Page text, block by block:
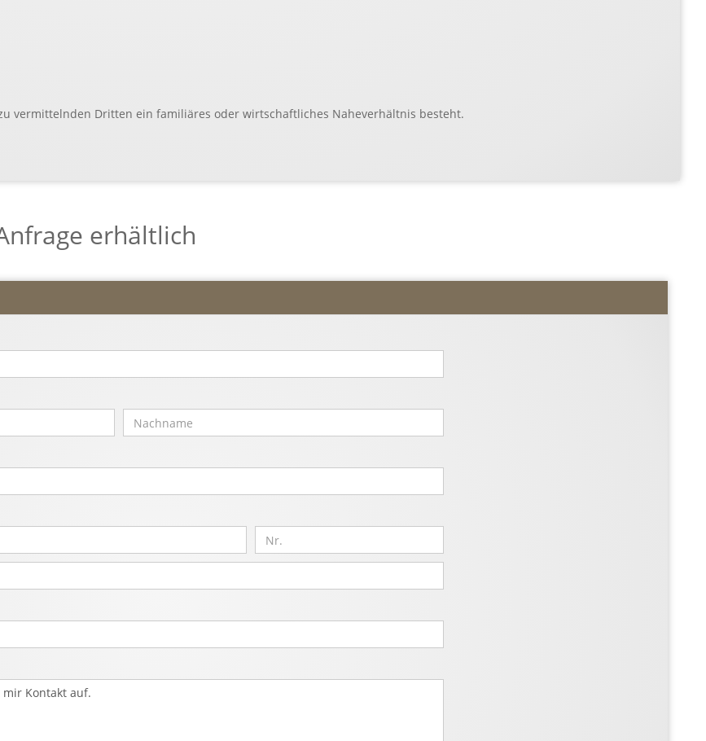
vermittelnden Dritten ein familiäres oder wirtschaftliches Naheverhältnis besteht.
erhältlich